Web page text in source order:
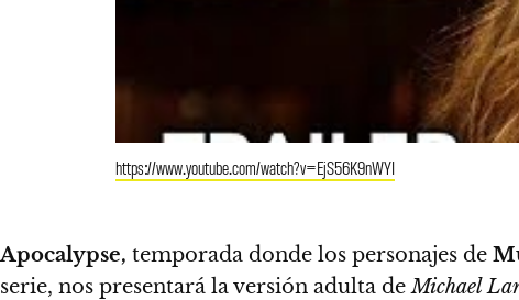
https://www.youtube.com/watch?v=EjS56K9nWYI
Apocalypse, temporada donde los personajes de
serie, nos presentará la versión adulta deMichael